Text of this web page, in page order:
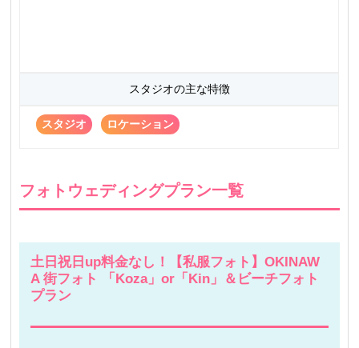
スタジオの主な特徴
スタジオ ロケーション
フォトウェディングプラン一覧
土日祝日up料金なし！【私服フォト】OKINAW
A 街フォト 「Koza」or「Kin」＆ビーチフォト
プラン